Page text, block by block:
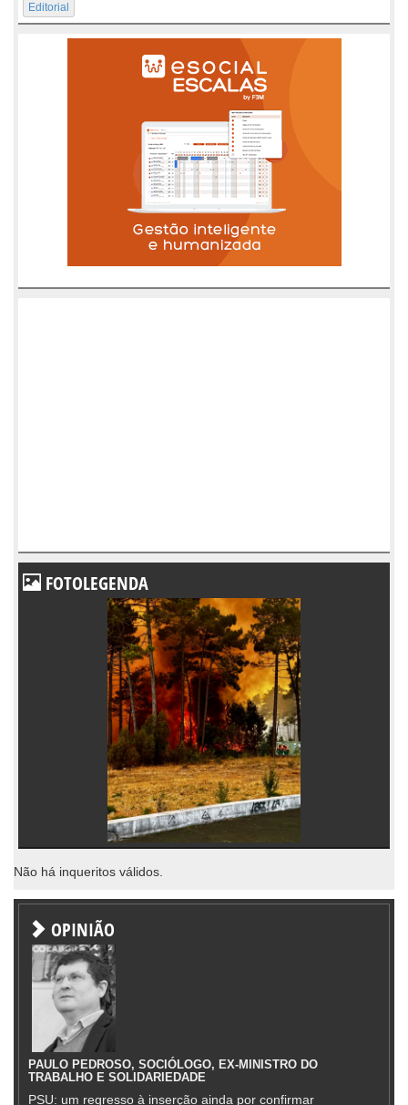
Editorial
FOTOLEGENDA
Não há inqueritos válidos.
OPINIÃO
PAULO PEDROSO, SOCIÓLOGO, EX-MINISTRO DO
TRABALHO E SOLIDARIEDADE
PSU: um regresso à inserção ainda por confirmar